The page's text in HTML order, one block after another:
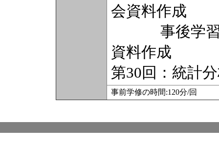
会資料作成
事後学習（
資料作成
第30回：統計
事前学修の時間:120分/回